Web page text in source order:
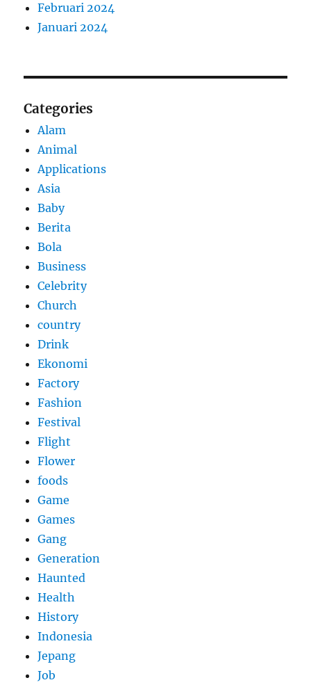
Februari 2024
Januari 2024
Categories
Alam
Animal
Applications
Asia
Baby
Berita
Bola
Business
Celebrity
Church
country
Drink
Ekonomi
Factory
Fashion
Festival
Flight
Flower
foods
Game
Games
Gang
Generation
Haunted
Health
History
Indonesia
Jepang
Job